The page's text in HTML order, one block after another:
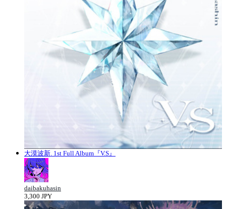
大漠波新. 1st Full Album『V.S』
daibakuhasin
3,300 JPY